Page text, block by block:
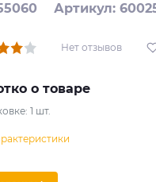
Артикул:
Нет отзывов
о товаре
1 шт.